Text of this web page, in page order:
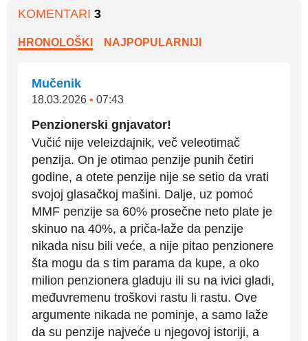
KOMENTARI 3
HRONOLOŠKI NAJPOPULARNIJI
Mučenik
18.03.2026 • 07:43
Penzionerski gnjavator!
Vučić nije veleizdajnik, več veleotimač
penzija. On je otimao penzije punih četiri
godine, a otete penzije nije se setio da vrati
svojoj glasačkoj mašini. Dalje, uz pomoć
MMF penzije sa 60% prosečne neto plate je
skinuo na 40%, a priča-laže da penzije
nikada nisu bili veće, a nije pitao penzionere
šta mogu da s tim parama da kupe, a oko
milion penzionera gladuju ili su na ivici gladi,
međuvremenu troškovi rastu li rastu. Ove
argumente nikada ne pominje, a samo laže
da su penzije najveće u njegovoj istoriji, a